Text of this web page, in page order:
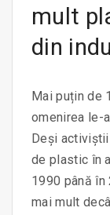
mult
din
Mai puțin de
omenirea le-
Deși
de plastic în
1990 până
mai mult